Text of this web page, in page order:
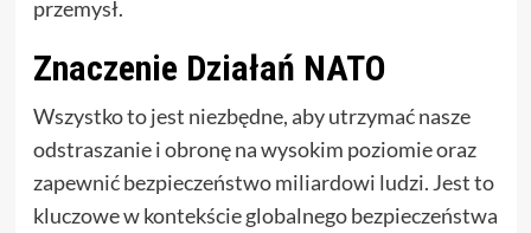
przemysł.
Znaczenie Działań NATO
Wszystko to jest niezbędne, aby utrzymać nasze
odstraszanie i obronę na wysokim poziomie oraz
zapewnić bezpieczeństwo miliardowi ludzi. Jest to
kluczowe w kontekście globalnego bezpieczeństwa